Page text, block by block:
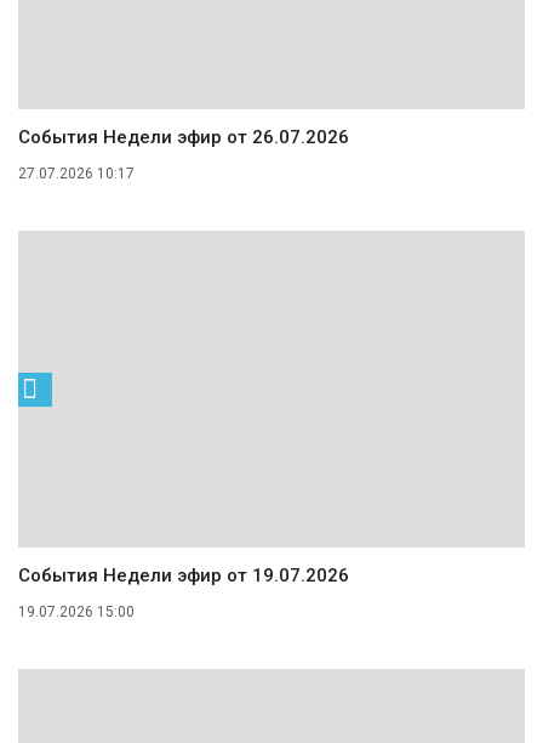
События Недели эфир от 26.07.2026
27.07.2026 10:17
События Недели эфир от 19.07.2026
19.07.2026 15:00